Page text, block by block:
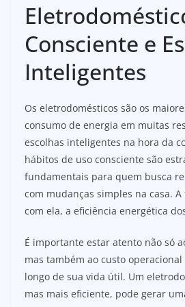
Consciente e
Inteligentes
Os eletrodomésticos são os
consumo de energia em muitas
escolhas inteligentes na hora da
hábitos de uso consciente são
fundamentais para quem busca
com mudanças simples na casa.
com ela, a eficiência energética
É importante estar atento não só
mas também ao custo
longo de sua vida útil. Um
mas mais eficiente, pode gerar